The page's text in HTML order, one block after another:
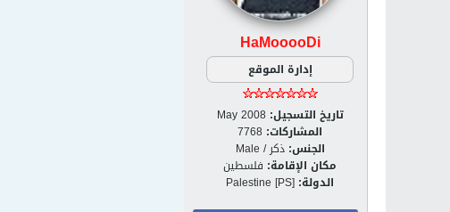
HaMooooDi
إدارة الموقع
تاريخ التسجيل: May 2008
المشاركات: 7768
الجنس: ذكر / Male
مكان الإقامة: فلسطين
الدولة: Palestine [PS]